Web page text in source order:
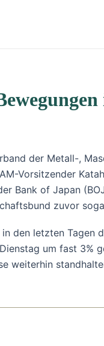
der Metall-,
Vorsitzender
Bank of Japan
zuvor
den letzten
um fast